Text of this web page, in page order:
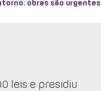
obras são urgentes
leis e presidiu